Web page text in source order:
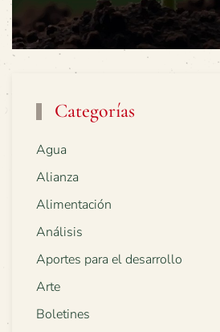
Categorías
Agua
Alianza
Alimentación
Análisis
Aportes para el desarrollo
Arte
Boletines